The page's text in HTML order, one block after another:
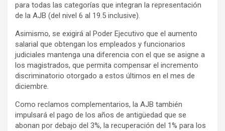
para todas las categorías que integran la representación
de la AJB (del nivel 6 al 19.5 inclusive).
Asimismo, se exigirá al Poder Ejecutivo que el aumento
salarial que obtengan los empleados y funcionarios
judiciales mantenga una diferencia con el que se asigne a
los magistrados, que permita compensar el incremento
discriminatorio otorgado a estos últimos en el mes de
diciembre.
Como reclamos complementarios, la AJB también
impulsará el pago de los años de antigüedad que se
abonan por debajo del 3%, la recuperación del 1% para los